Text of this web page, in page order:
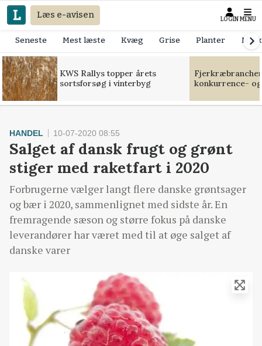
Læs e-avisen LOGIN MENU
Seneste Mest læste Kvæg Grise Planter
KWS Rallys topper årets
sortsforsøg i vinterbyg
konkurrence-
HANDEL 10-07-2020 08:55
Salget af dansk frugt og grønt
stiger med raketfart i 2020
Forbrugerne vælger langt flere danske grøntsager
og bær i 2020, sammenlignet med sidste år. En
fremragende sæson og større fokus på danske
leverandører har været med til at øge salget af
danske varer